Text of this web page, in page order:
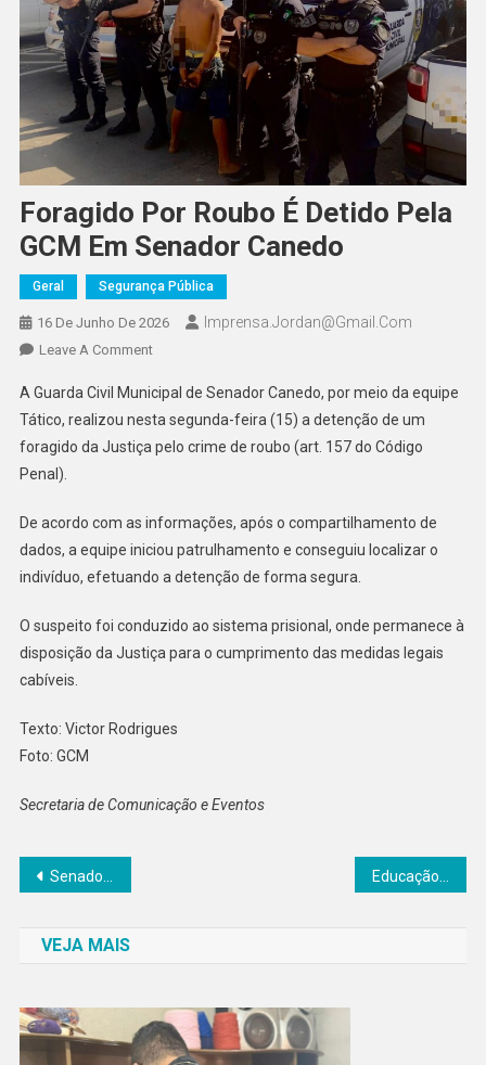
Foragido Por Roubo É Detido Pela
GCM Em Senador Canedo
Geral Segurança Pública
16 De Junho De 2026 Imprensa.jordan@gmail.com
Leave A CommentOn
Por
Roubo
É
GCM
Em
Senador
A Guarda Civil Municipal de Senador Canedo, por meio da equipe
Tático, realizou nesta segunda-feira (15) a detenção de um
foragido da Justiça pelo crime de roubo (art. 157 do Código
Penal).
De acordo com as informações, após o compartilhamento de
dados, a equipe iniciou patrulhamento e conseguiu localizar o
indivíduo, efetuando a detenção de forma segura.
O suspeito foi conduzido ao sistema prisional, onde permanece à
disposição da Justiça para o cumprimento das medidas legais
cabíveis.
Texto: Victor Rodrigues
Foto: GCM
Secretaria de Comunicação e Eventos
Navegação
Post
Senador Canedo realiza lançamento oficial da 2ª edição da Operação Canedo Sem Chamas Educação abre processo seletivo com mais de 100 vagas em Senador Canedo
VEJA MAIS